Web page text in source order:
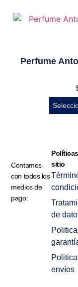
Perfume
Contamos
con todos los
medios de
pago:
sitio
de
envíos